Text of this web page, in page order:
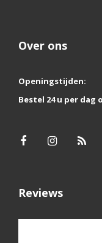
Over ons
Openingstijden:
Bestel 24 u per dag
Reviews